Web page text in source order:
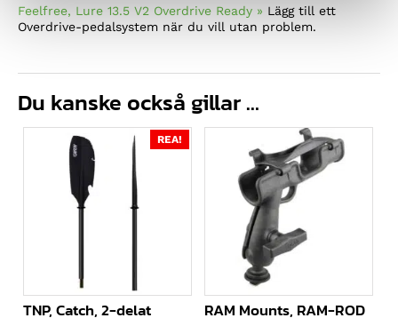
Feelfree, Lure 13.5 V2 Overdrive Ready » Lägg till ett
Overdrive-pedalsystem när du vill utan problem.
Du kanske också gillar …
TNP, Catch, 2-delat
REA!
RAM Mounts, RAM-ROD